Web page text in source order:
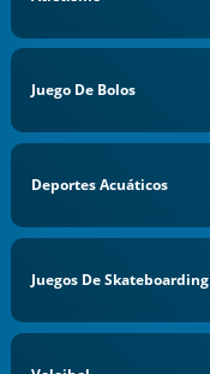
Juego De Bolos
Deportes Acuáticos
Juegos De Skateboarding